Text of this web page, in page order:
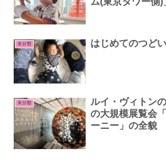
未分類 はじめてのつど
未分類
ルイ・ヴィトン
の大規模展覧会
ーニー」の全貌